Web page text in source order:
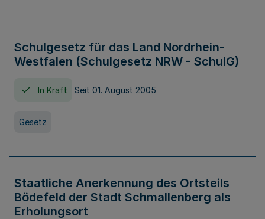
Schulgesetz für das Land Nordrhein-
Westfalen (Schulgesetz NRW - SchulG)
In Kraft Seit 01. August 2005
Gesetz
Staatliche Anerkennung des Ortsteils
Bödefeld der Stadt Schmallenberg als
Erholungsort